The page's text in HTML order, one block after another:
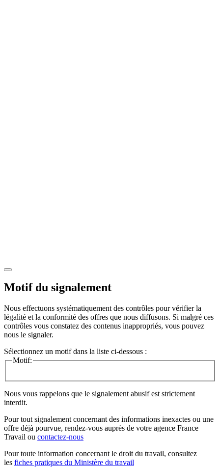
Motif du signalement
Nous effectuons systématiquement des contrôles pour vérifier la
légalité et la conformité des offres que nous diffusons. Si malgré ces
contrôles vous constatez des contenus inappropriés, vous pouvez
nous le signaler.
Sélectionnez un motif dans la liste ci-dessous :
Motif:
Nous vous rappelons que le signalement abusif est strictement
interdit.
Pour tout signalement concernant des informations inexactes ou une
offre déjà pourvue, rendez-vous auprès de votre agence France
Travail ou contactez-nous
Pour toute information concernant le droit du travail, consultez
les fiches pratiques du Ministère du travail